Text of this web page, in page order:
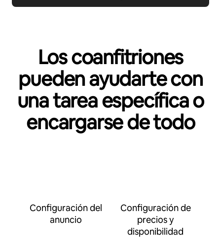
Los coanfitriones
pueden ayudarte con
una tarea específica o
encargarse de todo
Configuración del
anuncio
Configuración de
precios y
disponibilidad